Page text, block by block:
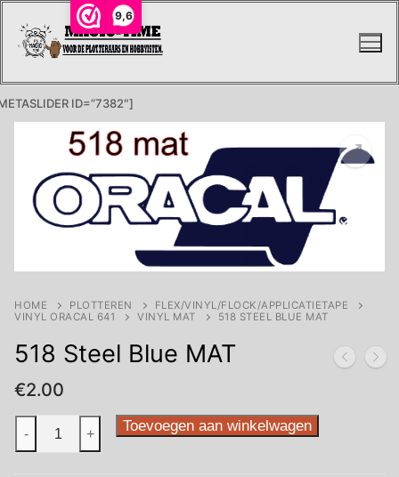
9,6
naar
ID=”7382″]
HOME PLOTTEREN
FLEX/VINYL/FLOCK/APPLICATIETAPE
VINYL ORACAL 641
VINYL MAT 518 STEEL BLUE MAT
518 Steel Blue MAT
€2.00
Steel
- + Toevoegen aan winkelwagen